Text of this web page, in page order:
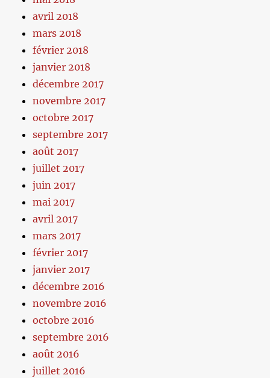
avril 2018
mars 2018
février 2018
janvier 2018
décembre 2017
novembre 2017
octobre 2017
septembre 2017
août 2017
juillet 2017
juin 2017
mai 2017
avril 2017
mars 2017
février 2017
janvier 2017
décembre 2016
novembre 2016
octobre 2016
septembre 2016
août 2016
juillet 2016